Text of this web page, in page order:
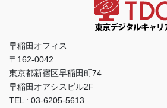
早稲田オフィス
〒162-0042
東京都新宿区早稲田町74
早稲田オアシスビル2F
TEL : 03-6205-5613